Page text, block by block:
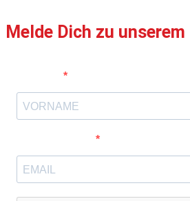
Melde Dich zu